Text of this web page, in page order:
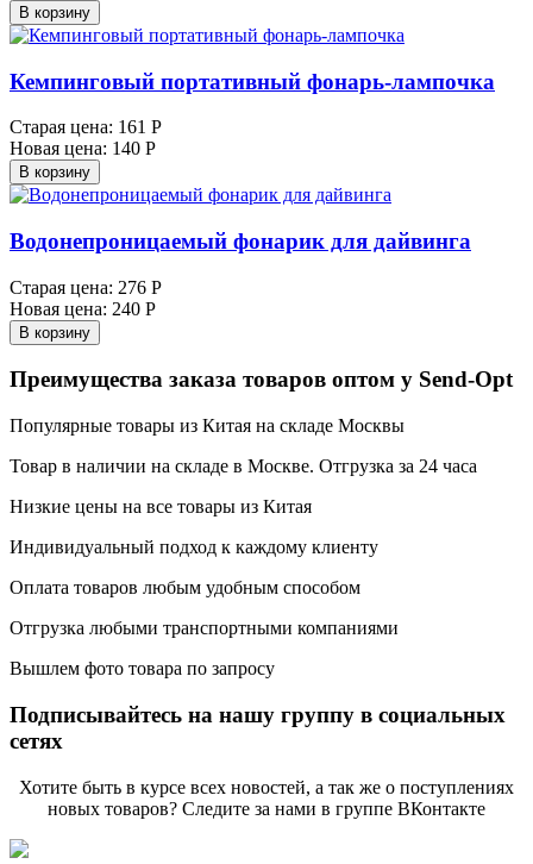
В корзину
Кемпинговый портативный фонарь-лампочка
Старая цена: 161 Р
Новая цена: 140 Р
В корзину
Водонепроницаемый фонарик для дайвинга
Старая цена: 276 Р
Новая цена: 240 Р
В корзину
Преимущества заказа товаров оптом у Send-Opt
Популярные товары из Китая на складе Москвы
Товар в наличии на складе в Москве. Отгрузка за 24 часа
Низкие цены на все товары из Китая
Индивидуальный подход к каждому клиенту
Оплата товаров любым удобным способом
Отгрузка любыми транспортными компаниями
Вышлем фото товара по запросу
Подписывайтесь на нашу группу в социальных
сетях
Хотите быть в курсе всех новостей, а так же о поступлениях
новых товаров? Следите за нами в группе ВКонтакте